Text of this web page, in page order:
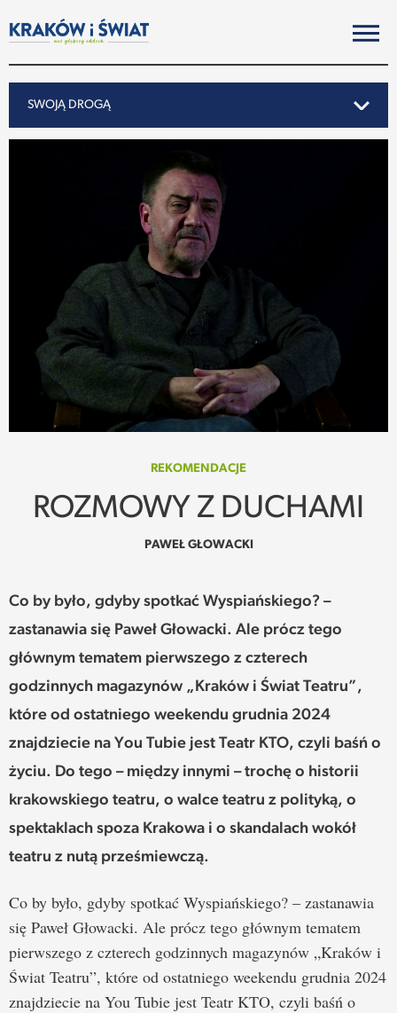
SWOJĄ DROGĄ
PO KRAKOSKU
MIASTO
SUBIEKTYWNIE
SPOTKANIE
REKOMENDACJE
SŁOWO
FELIETONY
TEKSTY Z MIESIĘCZNIKA
PODCAST
REKOMENDACJE
ROZMOWY Z DUCHAMI
PAWEŁ GŁOWACKI
Co by było, gdyby spotkać Wyspiańskiego? –
zastanawia się Paweł Głowacki. Ale prócz tego
głównym tematem pierwszego z czterech
godzinnych magazynów „Kraków i Świat Teatru”,
które od ostatniego weekendu grudnia 2024
znajdziecie na You Tubie jest Teatr KTO, czyli baśń o
życiu. Do tego – między innymi – trochę o historii
krakowskiego teatru, o walce teatru z polityką, o
spektaklach spoza Krakowa i o skandalach wokół
teatru z nutą prześmiewczą.
Co by było, gdyby spotkać Wyspiańskiego? – zastanawia
się Paweł Głowacki. Ale prócz tego głównym tematem
pierwszego z czterech godzinnych magazynów „Kraków i
Świat Teatru”, które od ostatniego weekendu grudnia 2024
znajdziecie na You Tubie jest Teatr KTO, czyli baśń o